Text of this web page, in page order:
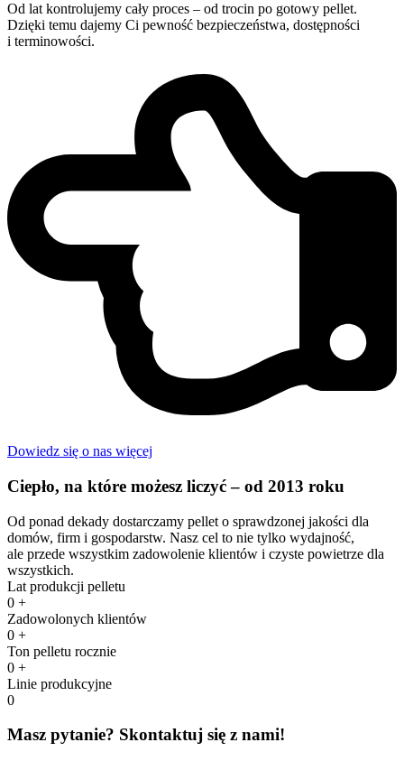
Od lat kontrolujemy cały proces – od trocin po gotowy pellet.
Dzięki temu dajemy Ci pewność bezpieczeństwa, dostępności
i terminowości.
Dowiedz się o nas więcej
Ciepło, na które możesz liczyć – od 2013 roku
Od ponad dekady dostarczamy pellet o sprawdzonej jakości dla
domów, firm i gospodarstw. Nasz cel to nie tylko wydajność,
ale przede wszystkim zadowolenie klientów i czyste powietrze dla
wszystkich.
Lat produkcji pelletu
0 +
Zadowolonych klientów
0 +
Ton pelletu rocznie
0 +
Linie produkcyjne
0
Masz pytanie? Skontaktuj się z nami!